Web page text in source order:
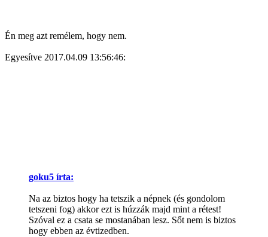
Én meg azt remélem, hogy nem.
Egyesítve 2017.04.09 13:56:46:
goku5 írta:
Na az biztos hogy ha tetszik a népnek (és gondolom
tetszeni fog) akkor ezt is húzzák majd mint a rétest!
Szóval ez a csata se mostanában lesz. Sőt nem is biztos
hogy ebben az évtizedben.